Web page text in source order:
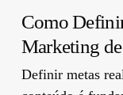
Como
Marketing
Definir metas